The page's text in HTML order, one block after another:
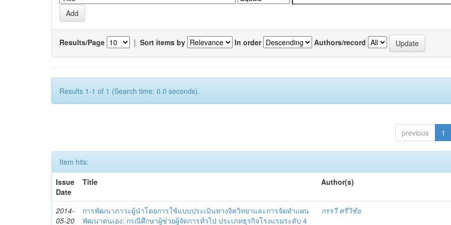
Results/Page | Sort items by In order Authors/record
Results 1-1 of 1 (Search time: 0.0 seconds).
previous 1
Item hits:
Issue
Date
Title Author(s)
2014-
05-20
การพัฒนาภาวะผู้นำโดยการใช้แบบประเมินทางจิตวิทยาและการจัดทำแผน
พัฒนาตนเอง: กรณีศึกษาผู้ช่วยผู้จัดการทั่วไป ประเภทธุรกิจโรงแรมระดับ 4
กรรวี ศรีวิชัย